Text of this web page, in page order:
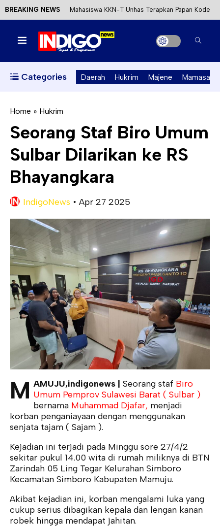
BREAKING NEWS Mahasiswa KKN-T Unhas Terapkan Papan Kode
Etik Wisata di Pantai Lawere Desa Lotang Salo
Satu DPO Pengeroyokan SPBU Tapalang
Ditangkap, Satu Lagi Kabur ke Kalimantan
Kecewa Kapolresta Absen, APPK Mamuju
Soroti Kejanggalan Kasus Tambang Emas Ilegal
Categories Daerah Hukrim Majene Mamasa
Home » Hukrim
Seorang Staf Biro Umum
Sulbar Dilarikan ke RS
Bhayangkara
IndigoNews • Apr 27 2025
M AMUJU,indigonews | Seorang staf Biro
Umum Pemprov Sulawesi Barat ( Sulbar )
bernama Muhammad Djafar, menjadi
korban penganiayaan dengan menggunakan
senjata tajam ( Sajam ).
Kejadian ini terjadi pada Minggu sore 27/4/2
sekitar pukul 14.00 wita di rumah miliknya di BTN
Zarindah 05 Ling Tegar Kelurahan Simboro
Kecamatan Simboro Kabupaten Mamuju.
Akibat kejadian ini, korban mengalami luka yang
cukup serius dibagikan kepala dan lengan kanan
robek hingga mendapat jahitan.